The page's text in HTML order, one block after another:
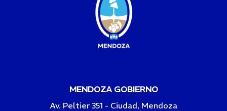
MENDOZA GOBIERNO
Av. Peltier 351 - Ciudad, Mendoza